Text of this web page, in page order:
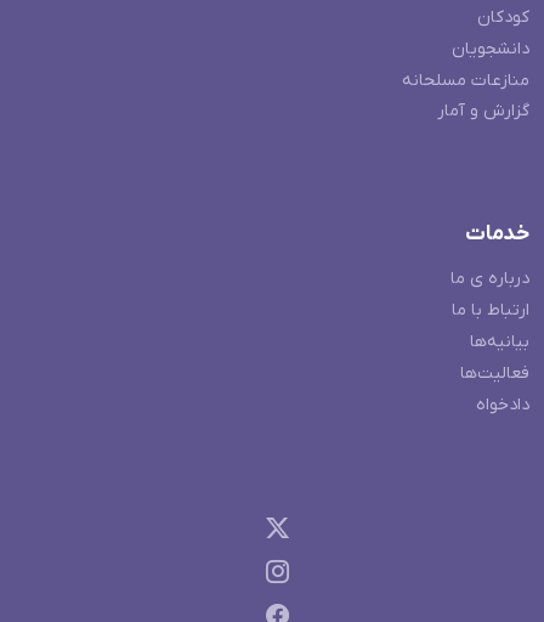
کودکان
دانشجویان
منازعات مسلحانه
گزارش و آمار
خدمات
درباره ی ما
ارتباط با ما
بیانیه‌ها
فعالیت‌ها
دادخواه